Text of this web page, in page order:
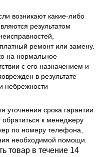
возникают какие-либо
результатом
ремонт или замену.
на нормальное
с его назначением и
в результате
небрежности
уточнения срока гарантии
обратиться к менеджеру
по номеру телефона,
необходимой помощи.
товар в течение 14